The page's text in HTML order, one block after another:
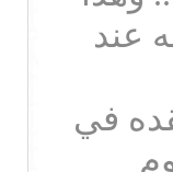
عند
في